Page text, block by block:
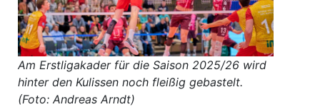
Am Erstligakader für die Saison 2025/26 wird
hinter den Kulissen noch fleißig gebastelt.
(Foto: Andreas Arndt)